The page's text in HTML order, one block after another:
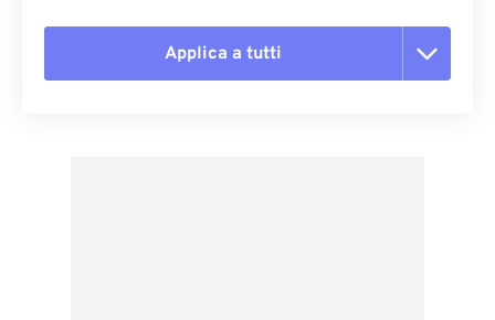
Applica a tutti